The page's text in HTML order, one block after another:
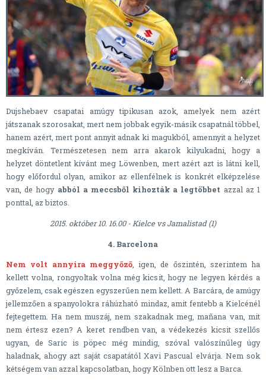
Dujshebaev csapatai amúgy tipikusan azok, amelyek nem azért
játszanak szorosakat, mert nem jobbak egyik-másik csapatnál többel,
hanem azért, mert pont annyit adnak ki magukból, amennyit a helyzet
megkíván. Természetesen nem arra akarok kilyukadni, hogy a
helyzet döntetlent kívánt meg Löwenben, mert azért azt is látni kell,
hogy előfordul olyan, amikor az ellenfélnek is konkrét elképzelése
van, de hogy abból a meccsből kihozták a legtöbbet azzal az 1
ponttal, az biztos.
2015. október 10. 16.00 - Kielce vs Jamalistad (1)
4. Barcelona
Nem volt annyira meggyőző, igen, de őszintén, szerintem ha
kellett volna, rongyoltak volna még kicsit, hogy ne legyen kérdés a
győzelem, csak egészen egyszerűen nem kellett. A Barcára, de amúgy
jellemzően a spanyolokra ráhúzható mindaz, amit fentebb a Kielcénél
fejtegettem. Ha nem muszáj, nem szakadnak meg, mañana van, mit
nem értesz ezen? A keret rendben van, a védekezés kicsit szellős
ugyan, de Saric is pöpec még mindig, szóval valószínűleg úgy
haladnak, ahogy azt saját csapatától Xavi Pascual elvárja. Nem sok
kétségem van azzal kapcsolatban, hogy Kölnben ott lesz a Barca.